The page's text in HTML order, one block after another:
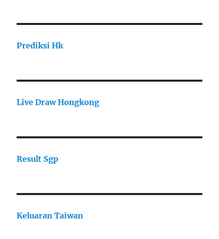
Prediksi Hk
Live Draw Hongkong
Result Sgp
Keluaran Taiwan